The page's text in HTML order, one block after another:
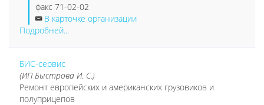
факс 71-02-02
В карточке организации
Подробней...
БИС-сервис
(ИП Быстрова И. С.)
Ремонт европейских и американских грузовиков и
полуприцепов